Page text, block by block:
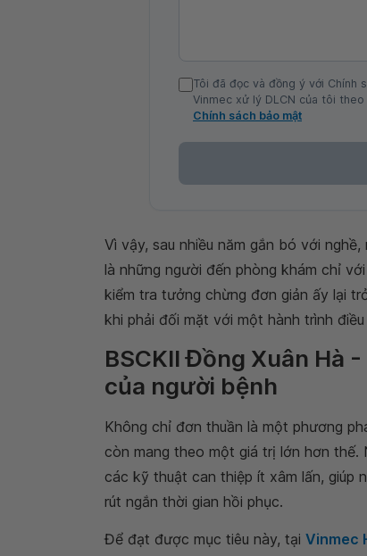
Tôi đã đọc và đồng ý với Chính
Vinmec xử lý DLCN của tôi
Chính sách bảo mật
Vì vậy, sau nhiều năm gắn bó với
là những người đến phòng khám chỉ
kiểm tra tưởng chừng đơn giản ấy lại
khi phải đối mặt với một hành trình
BSCKII Đồng Xuân Hà
của người bệnh
Không chỉ đơn thuần là một phương
còn mang theo một giá trị lớn hơn
các kỹ thuật can thiệp ít xâm lấn, giúp
rút ngắn thời gian hồi phục.
Để đạt được mục tiêu này, tại Vinmec